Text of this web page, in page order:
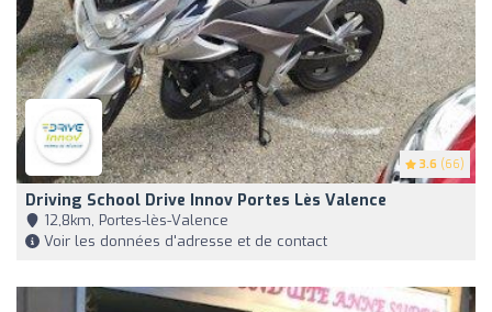
3.6 (66)
Driving School Drive Innov Portes Lès Valence
12,8km, Portes-lès-Valence
Voir les données d'adresse et de contact